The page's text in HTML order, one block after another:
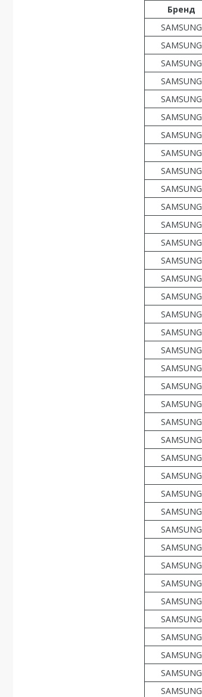
Бренд
SAMSUNG
SAMSUNG
SAMSUNG
SAMSUNG
SAMSUNG
SAMSUNG
SAMSUNG
SAMSUNG
SAMSUNG
SAMSUNG
SAMSUNG
SAMSUNG
SAMSUNG
SAMSUNG
SAMSUNG
SAMSUNG
SAMSUNG
SAMSUNG
SAMSUNG
SAMSUNG
SAMSUNG
SAMSUNG
SAMSUNG
SAMSUNG
SAMSUNG
SAMSUNG
SAMSUNG
SAMSUNG
SAMSUNG
SAMSUNG
SAMSUNG
SAMSUNG
SAMSUNG
SAMSUNG
SAMSUNG
SAMSUNG
SAMSUNG
SAMSUNG